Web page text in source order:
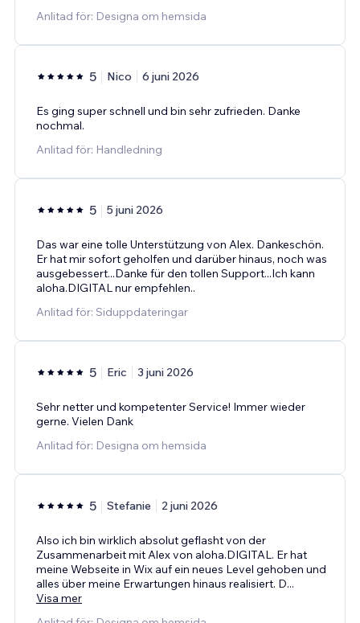
Anlitad för: Designa om hemsida
5 Nico 6 juni 2026
Es ging super schnell und bin sehr zufrieden. Danke
nochmal.
Anlitad för: Handledning
5 5 juni 2026
Das war eine tolle Unterstützung von Alex. Dankeschön.
Er hat mir sofort geholfen und darüber hinaus, noch was
ausgebessert...Danke für den tollen Support...Ich kann
aloha.DIGITAL nur empfehlen..
Anlitad för: Siduppdateringar
5 Eric 3 juni 2026
Sehr netter und kompetenter Service! Immer wieder
gerne. Vielen Dank
Anlitad för: Designa om hemsida
5 Stefanie 2 juni 2026
Also ich bin wirklich absolut geflasht von der
Zusammenarbeit mit Alex von aloha.DIGITAL. Er hat
meine Webseite in Wix auf ein neues Level gehoben und
alles über meine Erwartungen hinaus realisiert. D...
Visa mer